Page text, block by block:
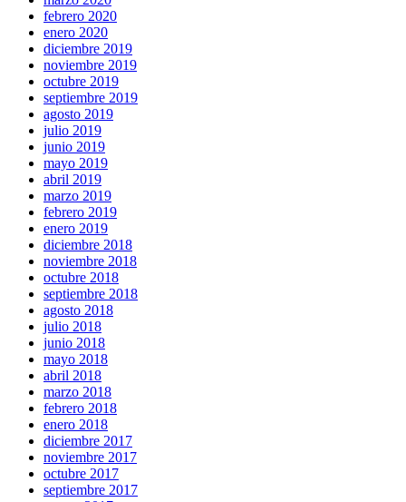
febrero 2020
enero 2020
diciembre 2019
noviembre 2019
octubre 2019
septiembre 2019
agosto 2019
julio 2019
junio 2019
mayo 2019
abril 2019
marzo 2019
febrero 2019
enero 2019
diciembre 2018
noviembre 2018
octubre 2018
septiembre 2018
agosto 2018
julio 2018
junio 2018
mayo 2018
abril 2018
marzo 2018
febrero 2018
enero 2018
diciembre 2017
noviembre 2017
octubre 2017
septiembre 2017